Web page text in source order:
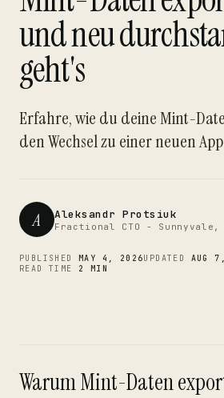
und neu
geht's
Erfahre, wie du deine Mint-
den Wechsel zu einer neuen
A Aleksandr Protsiuk
Fractional CTO - Sunnyvale,
PUBLISHED MAY 4, 2026UPDATED AUG
READ TIME 2 MIN
Warum Mint-Daten